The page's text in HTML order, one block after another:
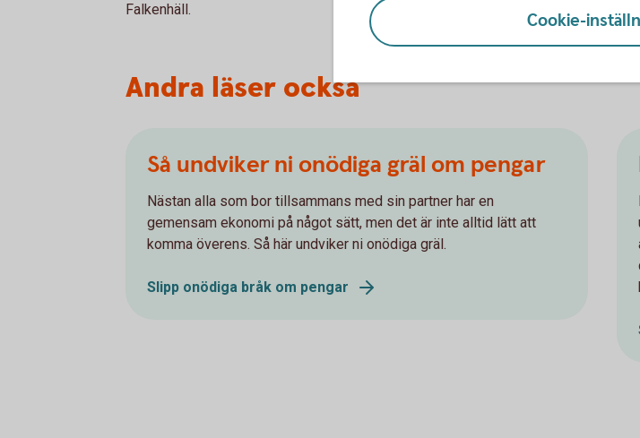
Falkenhäll.
Andra läser också
Så undviker ni onödiga gräl om pengar
Nästan alla som bor tillsammans med sin partner har en
gemensam ekonomi på något sätt, men det är inte alltid lätt att
komma överens. Så här undviker ni onödiga gräl.
Slipp onödiga bråk om pengar
Cookie-